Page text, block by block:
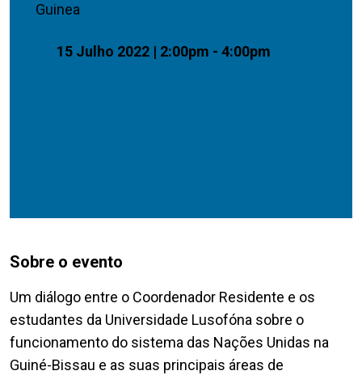
Guinea
15 Julho 2022 | 2:00pm - 4:00pm
Sobre o evento
Um diálogo entre o Coordenador Residente e os
estudantes da Universidade Lusofóna sobre o
funcionamento do sistema das Nações Unidas na
Guiné-Bissau e as suas principais áreas de